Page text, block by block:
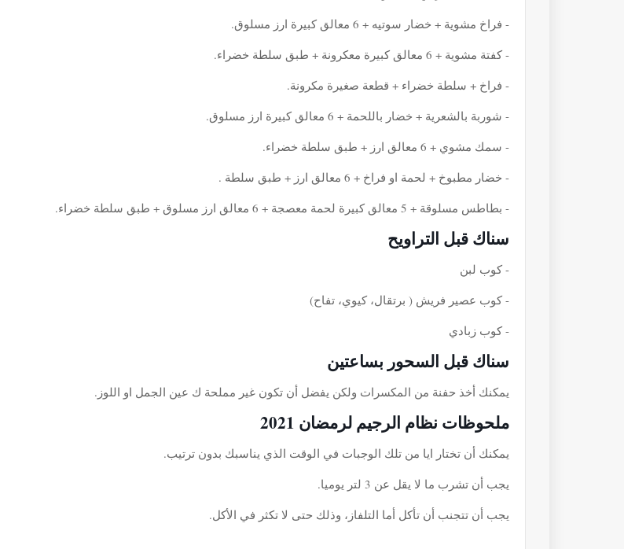
- فراخ مشوية + خضار سوتيه + 6 معالق كبيرة ارز مسلوق.
- كفتة مشوية + 6 معالق كبيرة معكرونة + طبق سلطة خضراء.
- فراخ + سلطة خضراء + قطعة صغيرة مكرونة.
- شوربة بالشعرية + خضار باللحمة + 6 معالق كبيرة ارز مسلوق.
- سمك مشوي + 6 معالق ارز + طبق سلطة خضراء.
- خضار مطبوخ + لحمة او فراخ + 6 معالق ارز + طبق سلطة .
- بطاطس مسلوقة + 5 معالق كبيرة لحمة معصجة + 6 معالق ارز مسلوق + طبق سلطة خضراء.
سناك قبل التراويح
- كوب لبن
- كوب عصير فريش ( برتقال، كيوي، تفاح)
- كوب زبادي
سناك قبل السحور بساعتين
يمكنك أخذ حفنة من المكسرات ولكن يفضل أن تكون غير مملحة ك عين الجمل او اللوز.
ملحوظات نظام الرجيم لرمضان 2021
يمكنك أن تختار ايا من تلك الوجبات في الوقت الذي يناسبك بدون ترتيب.
يجب أن تشرب ما لا يقل عن 3 لتر يوميا.
يجب أن تتجنب أن تأكل أما التلفاز، وذلك حتى لا تكثر في الأكل.